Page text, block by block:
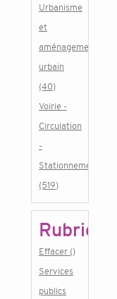
Urbanisme
et
aménagement
urbain
(40)
Voirie -
Circulation
-
Stationnement
(519)
Rubrique
Effacer ()
Services
publics